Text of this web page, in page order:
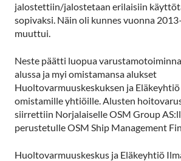
jalostettiin/jalostetaan erilaisiin
sopivaksi. Näin oli kunnes vuonna
muuttui.
Neste päätti luopua
alussa ja myi omistamansa alukset
Huoltovarmuuskeskuksen ja
omistamille yhtiöille. Alusten
siirrettiin Norjalaiselle OSM Group
perustetulle OSM Ship Management
Huoltovarmuuskeskus ja Eläkeyhtiö